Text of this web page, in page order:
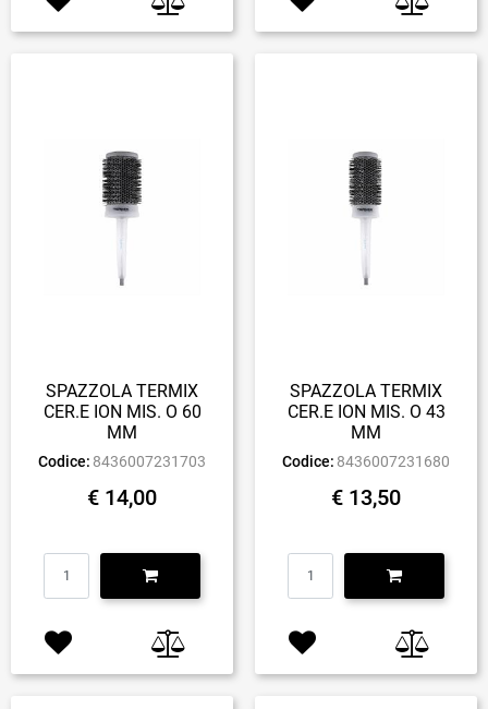
SPAZZOLA TERMIX
CER.E ION MIS. O 60
MM
Codice: 8436007231703
€ 14,00
Quantità
SPAZZOLA TERMIX
CER.E ION MIS. O 43
MM
Codice: 8436007231680
€ 13,50
Quantità